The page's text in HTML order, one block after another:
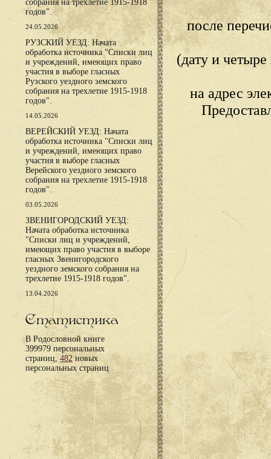
собрания на трехлетие 1915-1918
годов".
24.05.2026
РУЗСКИЙ УЕЗД: Начата
обработка источника "Списки лиц
и учреждений, имеющих право
участия в выборе гласных
Рузского уездного земского
собрания на трехлетие 1915-1918
годов".
14.05.2026
ВЕРЕЙСКИЙ УЕЗД: Начата
обработка источника "Списки лиц
и учреждений, имеющих право
участия в выборе гласных
Верейского уездного земского
собрания на трехлетие 1915-1918
годов".
03.05.2026
ЗВЕНИГОРОДСКИЙ УЕЗД:
Начата обработка источника
"Списки лиц и учреждений,
имеющих право участия в выборе
гласных Звенигородского
уездного земского собрания на
трехлетие 1915-1918 годов".
13.04.2026
Статистика
В Родословной книге
399979 персональных
страниц,482новых
персональных страниц
после
(дату и
на адрес